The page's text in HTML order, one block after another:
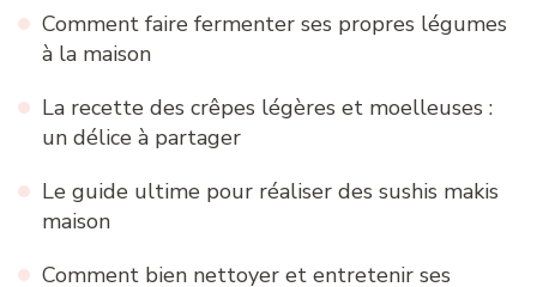
Comment faire fermenter ses propres légumes
à la maison
La recette des crêpes légères et moelleuses :
un délice à partager
Le guide ultime pour réaliser des sushis makis
maison
Comment bien nettoyer et entretenir ses